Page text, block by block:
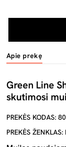
Apie prekę
Green Line
skutimosi
PREKĖS KODAS:
PREKĖS ŽENKLAS: